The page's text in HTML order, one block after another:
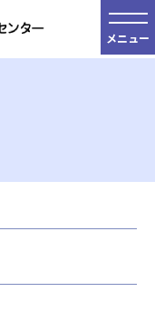
メニュー